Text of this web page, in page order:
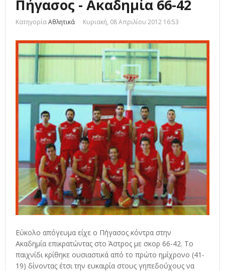
Πήγασος - Ακαδημία 66-42
ΚατηγορίαΑθλητικά Κυριακή, 08 Απριλίου 2012 16:53
Εύκολο απόγευμα είχε ο Πήγασος κόντρα στην
Ακαδημία επικρατώντας στο Άστρος με σκορ 66-42. Το
παιχνίδι κρίθηκε ουσιαστικά από το πρώτο ημίχρονο (41-
19) δίνοντας έτσι την ευκαιρία στους γηπεδούχους να